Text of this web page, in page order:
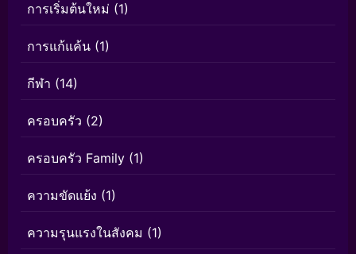
การเริ่มต้นใหม่ (1)
การแก้แค้น (1)
กีฬา (14)
ครอบครัว (2)
ครอบครัว Family (1)
ความขัดแย้ง (1)
ความรุนแรงในสังคม (1)